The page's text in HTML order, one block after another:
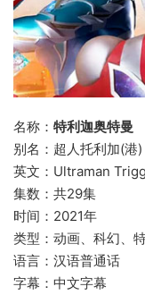
名称： 特利迦奥特曼
别名：超人托利加(港
英文：Ultraman
集数：共29集
时间：2021年
类型：动画、科幻、
语言：汉语普通话
字幕：中文字幕